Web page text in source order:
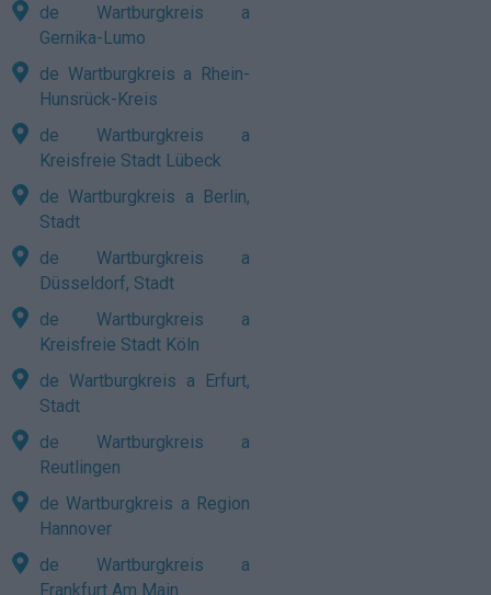
de Wartburgkreis a
Gernika-Lumo
de Wartburgkreis a Rhein-
Hunsrück-Kreis
de Wartburgkreis a
Kreisfreie Stadt Lübeck
de Wartburgkreis a Berlin,
Stadt
de Wartburgkreis a
Düsseldorf, Stadt
de Wartburgkreis a
Kreisfreie Stadt Köln
de Wartburgkreis a Erfurt,
Stadt
de Wartburgkreis a
Reutlingen
de Wartburgkreis a Region
Hannover
de Wartburgkreis a
Frankfurt Am Main